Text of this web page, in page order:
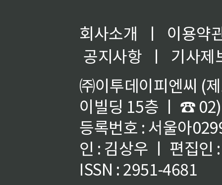
회사소개 ㅣ
이용약
공지사항
ㅣ
기사제
㈜이투데이피엔씨 (
이빌딩 15층 ㅣ ☎
등록번호 : 서울아
인 : 김상우 ㅣ 편집인
ISSN : 2951-4681